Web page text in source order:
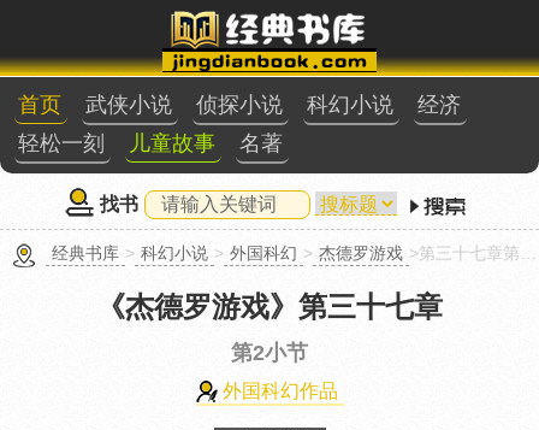
首页 武侠小说 侦探小说 科幻小说
经济
轻松一刻
儿童故事 名著
找书
经典书库 > 科幻小说 > 外国科幻 > 杰德罗游戏 >第三十七章第2小节
《杰德罗游戏》 第三十七章
第2小节
外国科幻作品